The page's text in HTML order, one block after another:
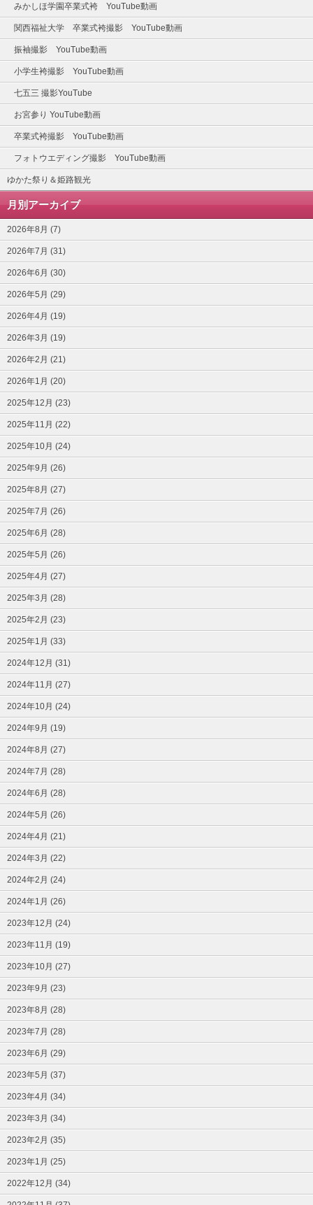
みかしほ学園卒業式袴 YouTube動画
関西福祉大学 卒業式袴撮影 YouTube動画
振袖撮影 YouTube動画
小学生袴撮影 YouTube動画
七五三 撮影YouTube
お宮参り YouTube動画
卒業式袴撮影 YouTube動画
フォトウエディング撮影 YouTube動画
ゆかた祭り＆姫路観光
月別アーカイブ
2026年8月 (7)
2026年7月 (31)
2026年6月 (30)
2026年5月 (29)
2026年4月 (19)
2026年3月 (19)
2026年2月 (21)
2026年1月 (20)
2025年12月 (23)
2025年11月 (22)
2025年10月 (24)
2025年9月 (26)
2025年8月 (27)
2025年7月 (26)
2025年6月 (28)
2025年5月 (26)
2025年4月 (27)
2025年3月 (28)
2025年2月 (23)
2025年1月 (33)
2024年12月 (31)
2024年11月 (27)
2024年10月 (24)
2024年9月 (19)
2024年8月 (27)
2024年7月 (28)
2024年6月 (28)
2024年5月 (26)
2024年4月 (21)
2024年3月 (22)
2024年2月 (24)
2024年1月 (26)
2023年12月 (24)
2023年11月 (19)
2023年10月 (27)
2023年9月 (23)
2023年8月 (28)
2023年7月 (28)
2023年6月 (29)
2023年5月 (37)
2023年4月 (34)
2023年3月 (34)
2023年2月 (35)
2023年1月 (25)
2022年12月 (34)